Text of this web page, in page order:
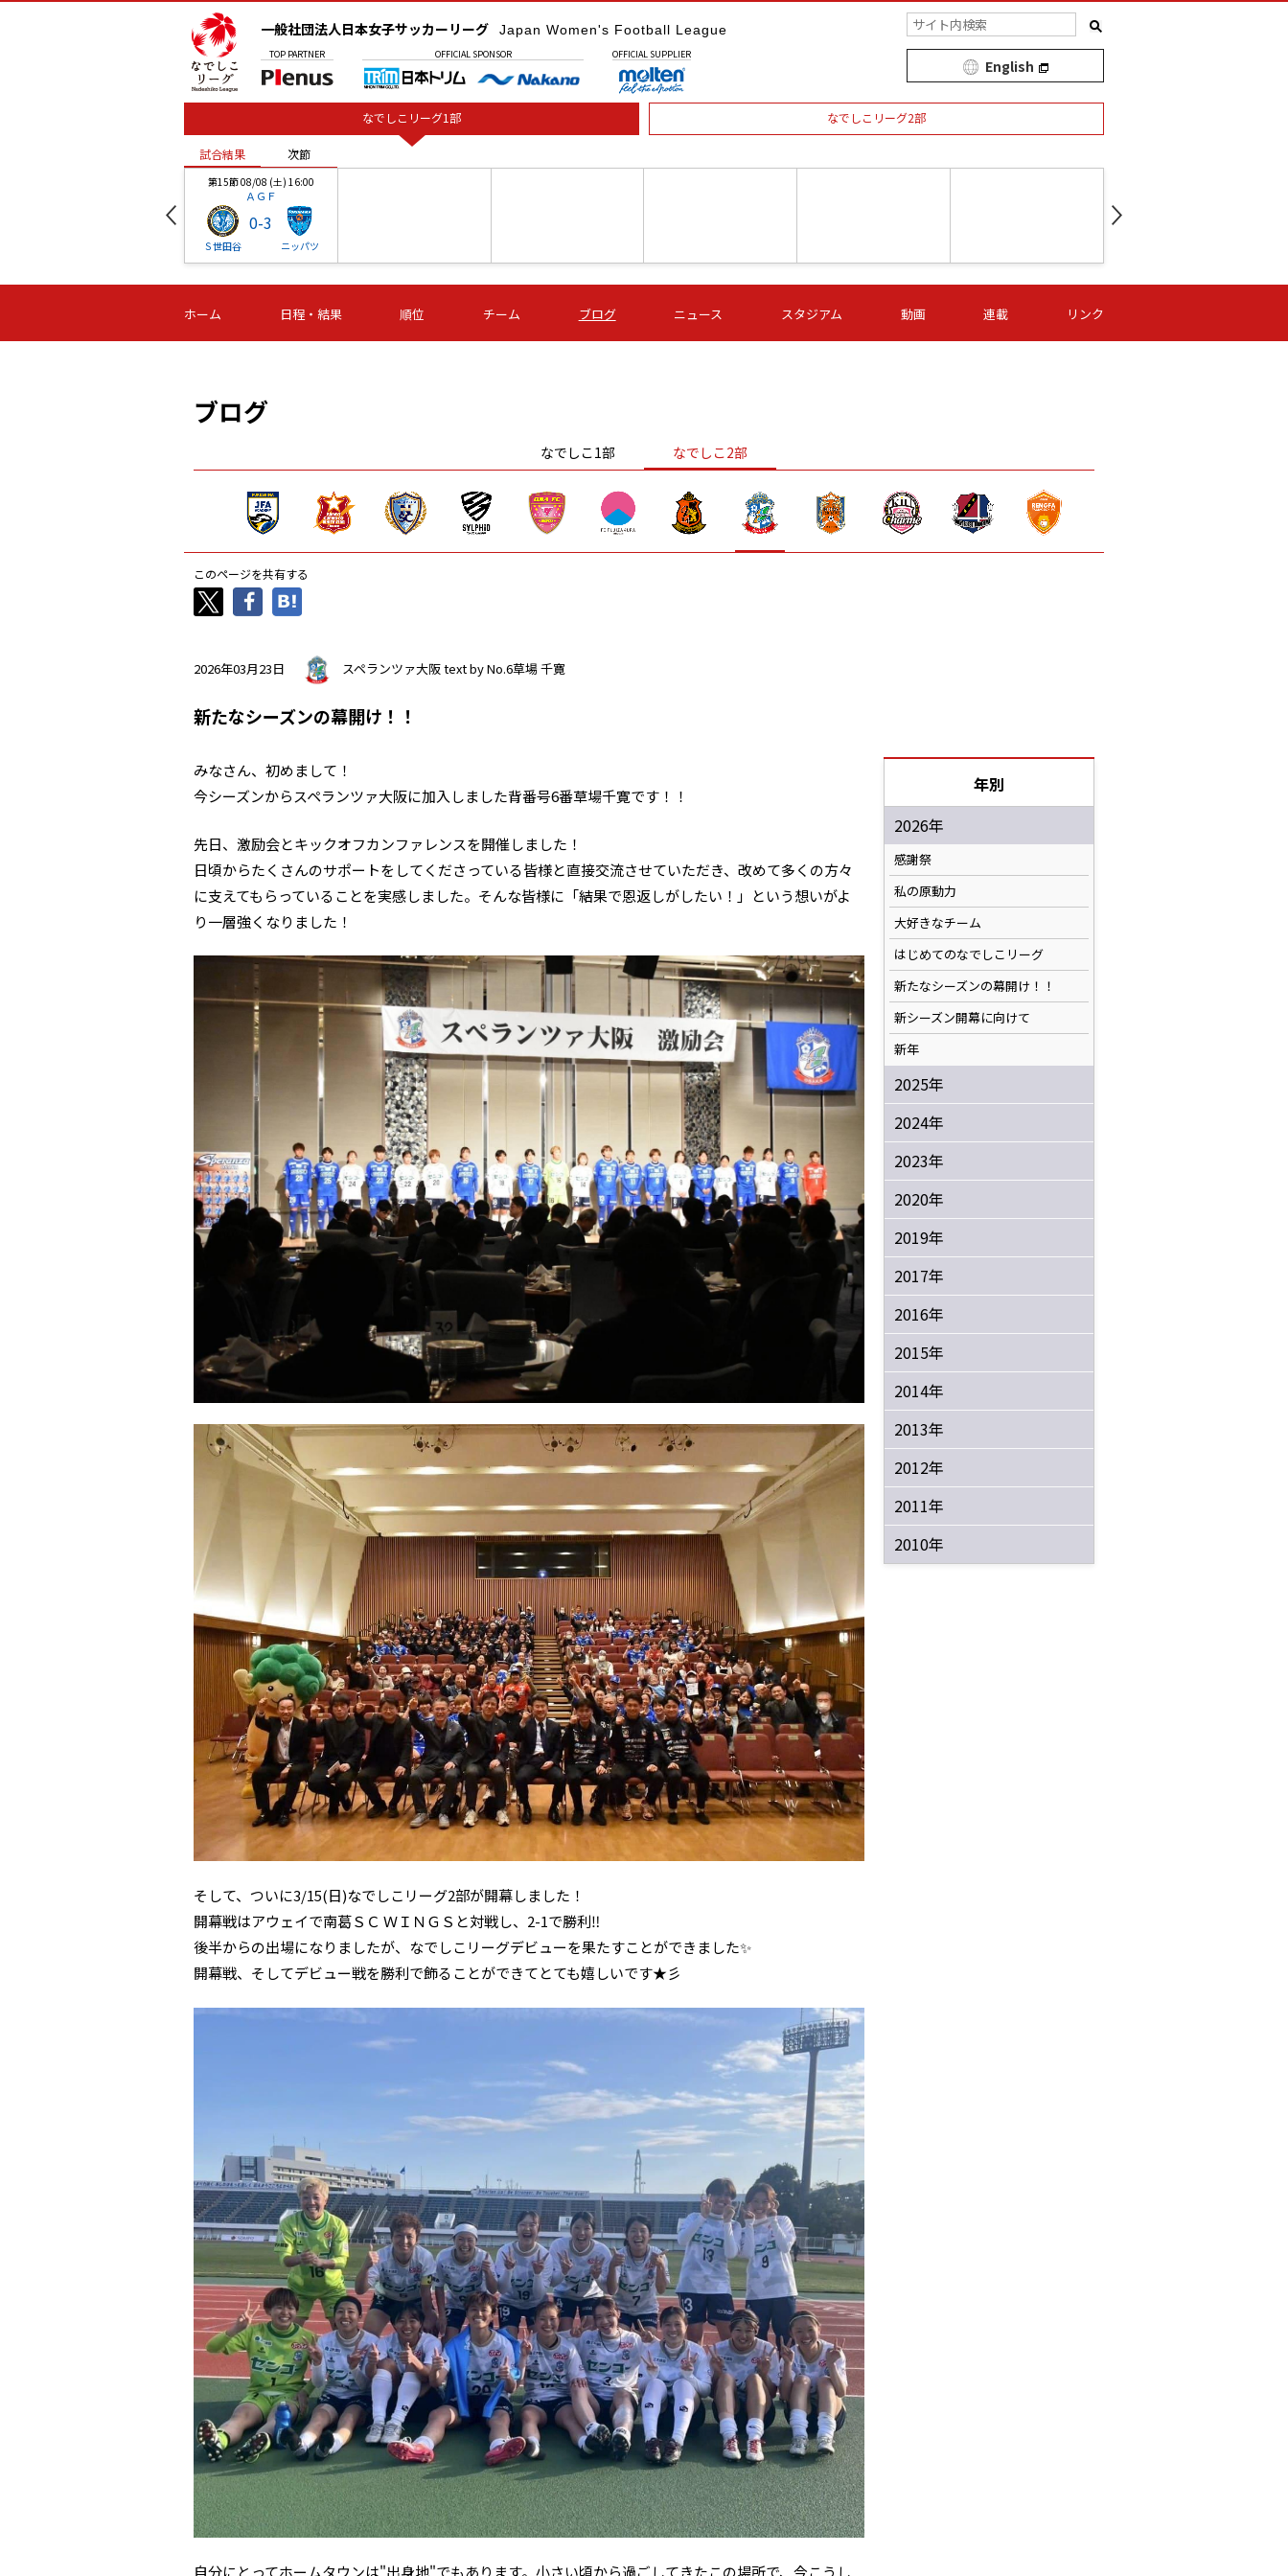
一般社団法人日本女子サッカーリーグ Japan Women's Football League
TOP PARTNER OFFICIAL SPONSOR OFFICIAL SUPPLIER
English
なでしこリーグ1部 なでしこリーグ2部
試合結果 次節
第15節 08/08 (土) 16:00
ＡＧＦ
Ｓ世田谷
0-3
ニッパツ
-
第16節 09/05 (土) 15:00
ニッパツ
-
第16節 09/05 (土) 15:00
石人の星
-
第16節 09/05 (土) 16:00
ＡＧＦ
-
いちご
-
第16節 09/06 (日) 15:00
-
第16節 09/06 (日) 15:00
- -
試合結果 次節
ホーム 日程・結果 順位 チーム ブログ ニュース スタジアム 動画 連載 リンク
ブログ
なでしこ1部 なでしこ2部
このページを共有する
2026年03月23日 スペランツァ大阪text by No.6草場 千寛
新たなシーズンの幕開け！！
みなさん、初めまして！
今シーズンからスペランツァ大阪に加入しました背番号6番草場千寛です！！
先日、激励会とキックオフカンファレンスを開催しました！
日頃からたくさんのサポートをしてくださっている皆様と直接交流させていただき、改めて多くの方々
に支えてもらっていることを実感しました。そんな皆様に「結果で恩返しがしたい！」という想いがよ
り一層強くなりました！
そして、ついに3/15(日)なでしこリーグ2部が開幕しました！
開幕戦はアウェイで南葛ＳＣ ＷＩＮＧＳと対戦し、2-1で勝利‼️
後半からの出場になりましたが、なでしこリーグデビューを果たすことができました✨
開幕戦、そしてデビュー戦を勝利で飾ることができてとても嬉しいです★彡
自分にとってホームタウンは"出身地"でもあります。小さい頃から過ごしてきたこの場所で、今こうし
年別
2026年
感謝祭
私の原動力
大好きなチーム
はじめてのなでしこリーグ
新たなシーズンの幕開け！！
新シーズン開幕に向けて
新年
2025年
2024年
2023年
2020年
2019年
2017年
2016年
2015年
2014年
2013年
2012年
2011年
2010年